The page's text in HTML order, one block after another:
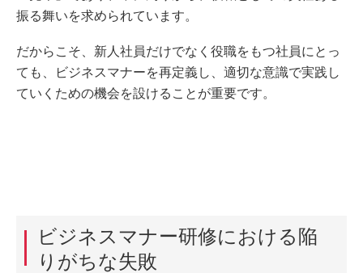
振る舞いを求められています。
だからこそ、新人社員だけでなく役職をもつ社員にとっ
ても、ビジネスマナーを再定義し、適切な意識で実践し
ていくための機会を設けることが重要です。
ビジネスマナー研修における陥
りがちな失敗